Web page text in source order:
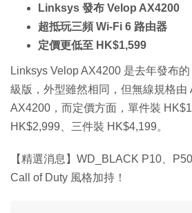
Linksys 發布 Velop AX4200
超抵玩三頻 Wi-Fi 6 路由器
定價更低至 HK$1,599
Linksys Velop AX4200 是去年發布
級版，外型雖然相同，但無線規格由
AX4200，而定價方面，單件裝
HK$2,999、三件裝 HK$4,199。
【精選消息】WD_BLACK P10、
Call of Duty 風格加持！